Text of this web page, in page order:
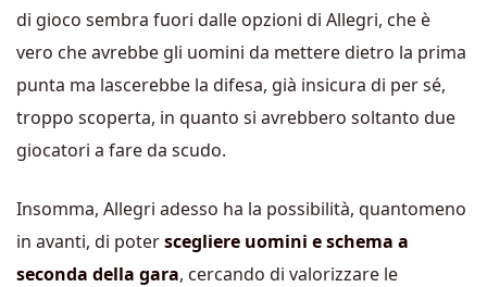
di gioco sembra fuori dalle opzioni di Allegri, che è
vero che avrebbe gli uomini da mettere dietro la prima
punta ma lascerebbe la difesa, già insicura di per sé,
troppo scoperta, in quanto si avrebbero soltanto due
giocatori a fare da scudo.
Insomma, Allegri adesso ha la possibilità, quantomeno
in avanti, di poterscegliere uomini e schema a
seconda della gara, cercando di valorizzare le